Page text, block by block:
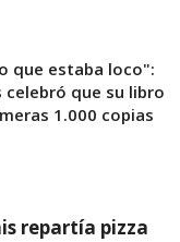
que estaba loco":
celebró que su libro
1.000 copias
repartía pizza